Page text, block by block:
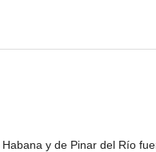
y de Pinar del Río